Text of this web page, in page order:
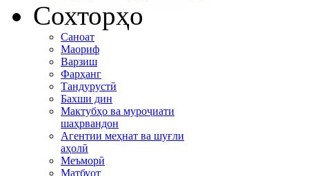
Сохторҳо
Саноат
Маориф
Варзиш
Фарҳанг
Тандурустӣ
Бахши дин
Мактубҳо ва муроҷиати
шаҳрвандон
Агентии меҳнат ва шуғли
аҳолӣ
Меъморӣ
Матбуот